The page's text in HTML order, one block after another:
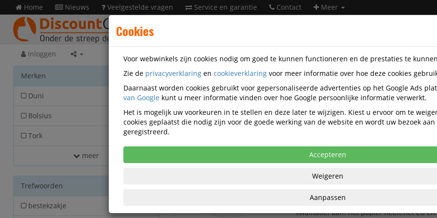
Home Nieuws Veelgestelde vragen Service en garantie Contact Meer
Inloggen
Merken
Duni 30
Bolsius 14
Tork 11
meer
Trefwoorden
bestekzakje
Facilitaire artikelen Catering-artikelen Tafelaankleding
Tafelaankleding
Populariteit
Tafelkleed Fasana papier op rol 120 cm x 50
Bespaar op reinigingskosten met dit
disposable papieren tafelkleed op rol. Het
uitstekend alternatief op traditionele
tafelkleden op rol, want het papier is
kwalitatief aan. Het papier heeft het EU
Cookies
Voor webwinkels zijn cookies nodig om goed te kunnen functioneren en de prestaties te
Zie de privacyverklaring en cookieverklaring voor meer informatie over hoe deze cookies
Daarnaast worden cookies gebruikt voor gepersonaliseerde advertenties op het Google Ads
van Google kunt u meer informatie vinden over hoe Google persoonlijke informatie verwerkt.
Het is mogelijk uw voorkeuren in te stellen en deze later te wijzigen. Kiest u ervoor om te
cookies geplaatst die nodig zijn voor de goede werking van de website en wordt uw bezoek
geregistreerd.
Accepteren
Weigeren
Aanpassen